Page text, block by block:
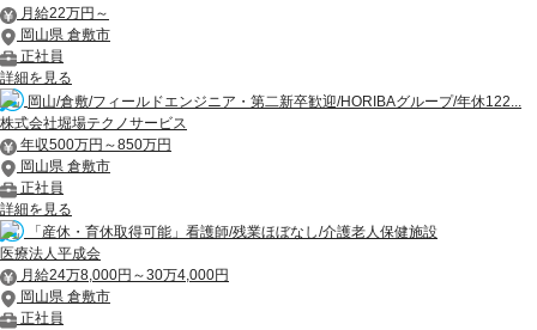
月給22万円～
岡山県 倉敷市
正社員
詳細を見る
岡山/倉敷/フィールドエンジニア・第二新卒歓迎/HORIBAグループ/年休122...
株式会社堀場テクノサービス
年収500万円～850万円
岡山県 倉敷市
正社員
詳細を見る
「産休・育休取得可能」看護師/残業ほぼなし/介護老人保健施設
医療法人平成会
月給24万8,000円～30万4,000円
岡山県 倉敷市
正社員